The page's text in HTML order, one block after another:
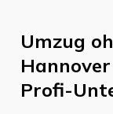
Umzug
Profi-